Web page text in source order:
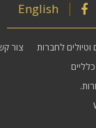
English
וטיולים לחברות
צור